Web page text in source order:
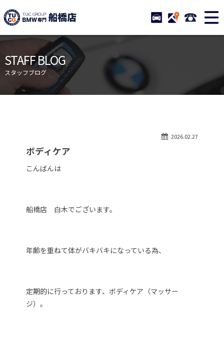
TUCグループ BMW専門 船
STOCK ACCESS 047-
ニュース
在庫リスト
目玉車両一覧
店舗紹介
保証＆サービス
アクセスマップ
自動車保険
STAFF BLOG
スタッフブログ
2026.02.27
ボディケア
こんばんは
船橋店 白木でございます。
年齢を重ねて体がバキバキになっている為、
定期的に行っております、ボディケア（マッサー
ジ）。